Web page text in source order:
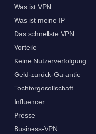
Was ist VPN
Was ist meine IP
Das schnellste VPN
Vorteile
Keine Nutzerverfolgung
Geld-zurück-Garantie
Tochtergesellschaft
Influencer
Presse
Business-VPN